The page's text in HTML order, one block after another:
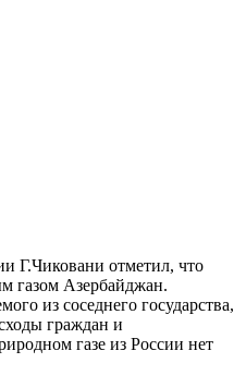
Г.Чиковани отметил, что
газом Азербайджан.
из соседнего государства,
граждан и
газе из России нет